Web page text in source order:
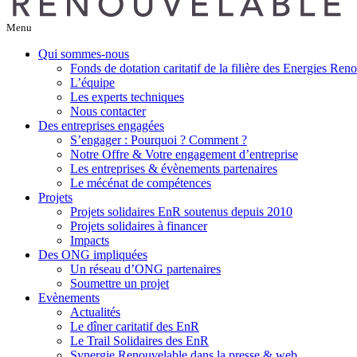
Menu
Qui sommes-nous
Fonds de dotation caritatif de la filière des Energies
L’équipe
Les experts techniques
Nous contacter
Des entreprises engagées
S’engager : Pourquoi ? Comment ?
Notre Offre & Votre engagement d’entreprise
Les entreprises & évènements partenaires
Le mécénat de compétences
Projets
Projets solidaires EnR soutenus depuis 2010
Projets solidaires à financer
Impacts
Des ONG impliquées
Un réseau d’ONG partenaires
Soumettre un projet
Evènements
Actualités
Le dîner caritatif des EnR
Le Trail Solidaires des EnR